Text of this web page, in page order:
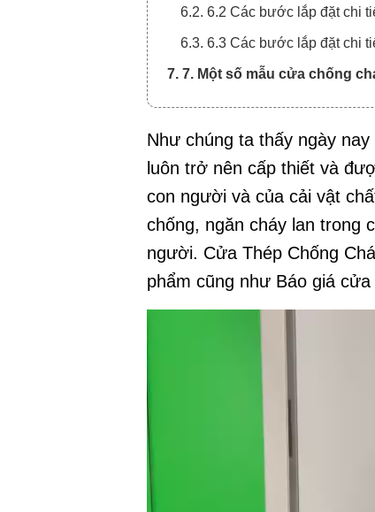
6.2. 6.2 Các bước lắp đặt chi
6.3. 6.3 Các bước lắp đặt chi
7. 7. Một số mẫu cửa chống
8. 8. Đơn vị cung cấp sản
9. THÔNG TIN LIÊN HỆ ĐỂ
Như chúng ta thấy ngày
luôn trở nên cấp thiết và
con người và của cải vật
chống, ngăn cháy lan trong
người. Cửa Thép Chống
phẩm cũng như Báo giá